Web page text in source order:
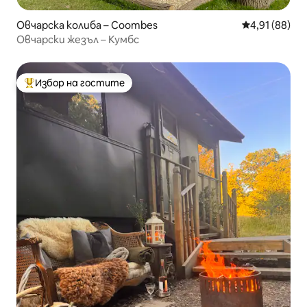
Овчарска колиба – Coombes Средна
4,91 (88)
Овчарски жезъл – Кумбс
Най-популярен избор на гостите
Избор на гостите